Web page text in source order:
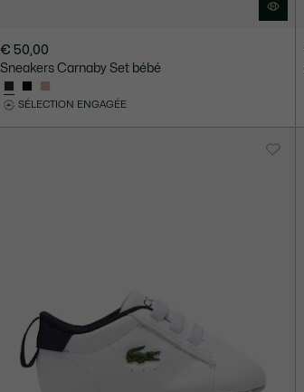
€ 50,00
Sneakers Carnaby Set bébé
SÉLECTION ENGAGÉE